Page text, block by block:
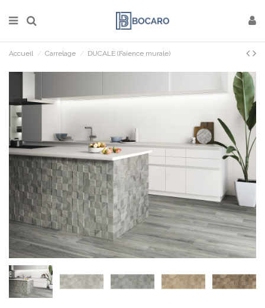
Accueil Carrelage DUCALE (Faïence murale)